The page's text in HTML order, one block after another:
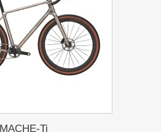
MACHE-Ti